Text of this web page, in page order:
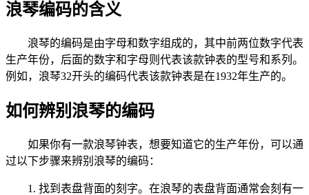
浪琴编码的含义
浪琴的编码是由字母和数字组成的，其中前两位数字代表
生产年份，后面的数字和字母则代表该款钟表的型号和系列。
例如，浪琴32开头的编码代表该款钟表是在1932年生产的。
如何辨别浪琴的编码
如果你有一款浪琴钟表，想要知道它的生产年份，可以通
过以下步骤来辨别浪琴的编码：
1. 找到表盘背面的刻字。在浪琴的表盘背面通常会刻有一